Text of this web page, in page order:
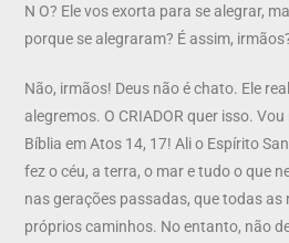
N O? Ele vos exorta para se alegrar,
porque se alegraram? É assim,
Não, irmãos! Deus não é chato. Ele
alegremos. O CRIADOR quer isso.
Bíblia em Atos 14, 17! Ali o Espírito
fez o céu, a terra, o mar e tudo o que
nas gerações passadas, que todas as
próprios caminhos. No entanto, não